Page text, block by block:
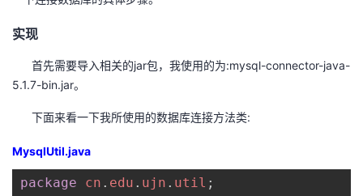
我
实现
首先需要导入相关的jar包，我使用的为:mysql-connector-java-
5.1.7-bin.jar。
下面来看一下我所使用的数据库连接方法类:
MysqlUtil.java
package cn . edu . ujn . util ;